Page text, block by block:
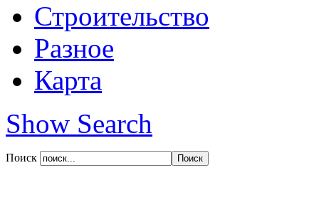
Строительство
Разное
Карта
Show Search
Поиск